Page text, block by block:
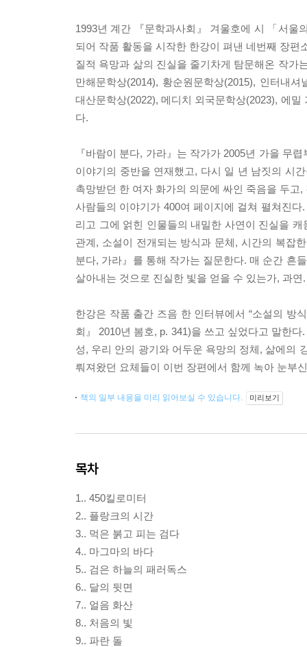
1993년 계간 『문학과사회』 겨울호에 시 「서울
되어 작품 활동을 시작한 한강이 펴낸 네번째 장
질적 욕망과 삶의 진실을 줄기차게 탐문해온 작가
만해문학상(2014), 황순원문학상(2015), 인터내
대산문학상(2022), 메디치 외국문학상(2023), 에
다.
『바람이 분다, 가라』는 작가가 2005년 가을 무
이야기의 중반을 연재했고, 다시 일 년 남짓의 시
촉망받던 한 여자 화가의 의문에 싸인 죽음을 두
사람들의 이야기가 400여 페이지에 걸쳐 펼쳐진
리고 그에 얽힌 인물들의 내밀한 사연이 진실을
관계, 소설이 전개되는 방식과 문체, 시간의 복잡
분다, 가라』를 통해 작가는 질문한다. 매 순간 흔
살아내는 것으로 진실한 빛을 얻을 수 있는가, 과연.
한강은 작품 출간 즈음 한 인터뷰에서 “소설의 방
회』 2010년 봄호, p. 341)을 쓰고 싶었다고 말한
성, 우리 안의 광기와 어두운 욕망의 정체, 삶에의
뤄져왔던 요체들이 이번 장편에서 함께 녹아 눈부
책의 일부 내용을 미리 읽어보실 수 있습니다. 미리보기
목차
1.. 450킬로미터
2.. 플랑크의 시간
3.. 먹은 붉고 피는 검다
4.. 마그마의 바다
5.. 검은 하늘의 패러독스
6.. 달의 뒷면
7.. 얼음 화산
8.. 처음의 빛
9.. 파란 돌